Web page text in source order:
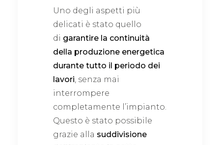
Uno degli aspetti più
delicati è stato quello
di garantire la continuità
della produzione energetica
durante tutto il periodo dei
lavori, senza mai
interrompere
completamente l’impianto.
Questo è stato possibile
grazie alla suddivisione